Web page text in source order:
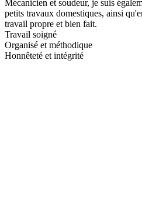
Mécanicien et soudeur, je suis
petits travaux domestiques, ainsi
travail propre et bien fait.
Travail soigné
Organisé et méthodique
Honnêteté et intégrité